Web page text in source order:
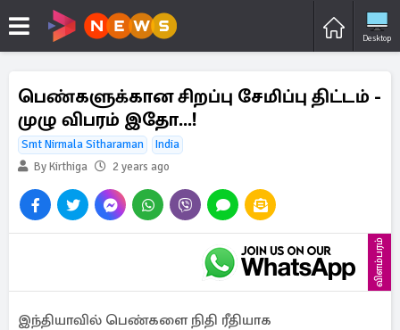
Desktop
பெண்களுக்கான சிறப்பு சேமிப்பு திட்டம் -
முழு விபரம் இதோ...!
Smt Nirmala Sitharaman
India
By Kirthiga
2 years ago
விளம்பரம்
இந்தியாவில் பெண்களை நிதி ரீதியாக